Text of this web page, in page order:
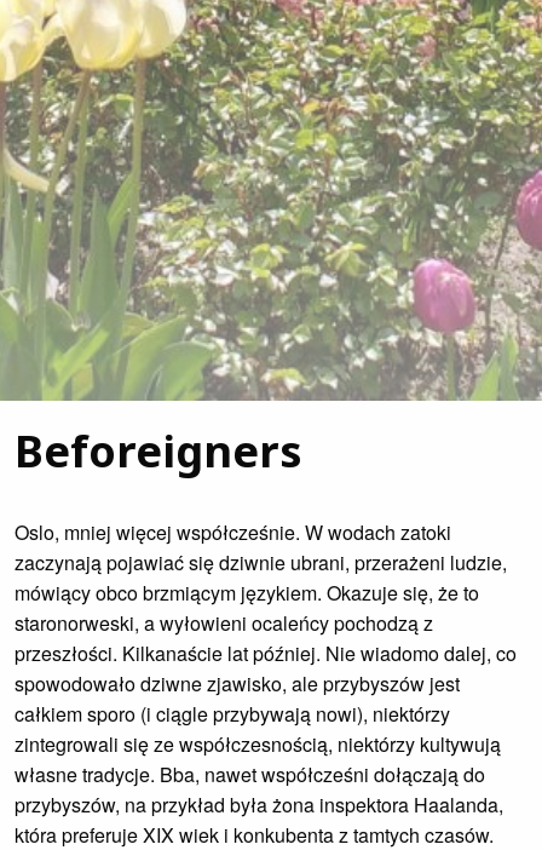
Beforeigners
Oslo, mniej więcej współcześnie. W wodach zatoki
zaczynają pojawiać się dziwnie ubrani, przerażeni ludzie,
mówiący obco brzmiącym językiem. Okazuje się, że to
staronorweski, a wyłowieni ocaleńcy pochodzą z
przeszłości. Kilkanaście lat później. Nie wiadomo dalej, co
spowodowało dziwne zjawisko, ale przybyszów jest
całkiem sporo (i ciągle przybywają nowi), niektórzy
zintegrowali się ze współczesnością, niektórzy kultywują
własne tradycje. Bba, nawet współcześni dołączają do
przybyszów, na przykład była żona inspektora Haalanda,
która preferuje XIX wiek i konkubenta z tamtych czasów.